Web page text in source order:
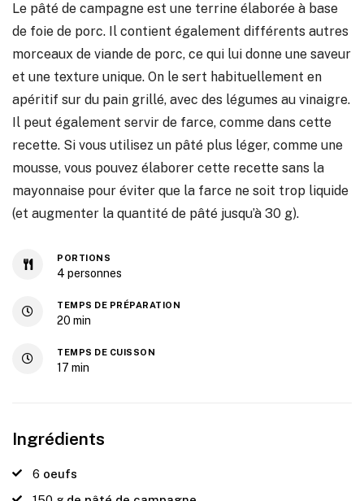
Le pâté de campagne est une terrine élaborée à base
de foie de porc. Il contient également différents autres
morceaux de viande de porc, ce qui lui donne une saveur
et une texture unique. On le sert habituellement en
apéritif sur du pain grillé, avec des légumes au vinaigre.
Il peut également servir de farce, comme dans cette
recette. Si vous utilisez un pâté plus léger, comme une
mousse, vous pouvez élaborer cette recette sans la
mayonnaise pour éviter que la farce ne soit trop liquide
(et augmenter la quantité de pâté jusqu’à 30 g).
PORTIONS
4 personnes
TEMPS DE PRÉPARATION
20 min
TEMPS DE CUISSON
17 min
Ingrédients
6 oeufs